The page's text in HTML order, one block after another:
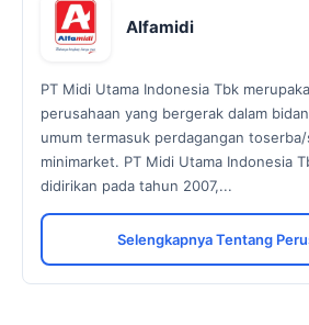
Alfamidi
PT Midi Utama Indonesia Tbk
perusahaan yang bergerak dalam
umum termasuk perdagangan
minimarket. PT Midi Utama Indonesia
didirikan pada tahun 2007,...
Selengkapnya Tentang